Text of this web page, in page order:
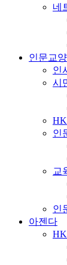
네
인문교
인
시
인
교
인
아젠다